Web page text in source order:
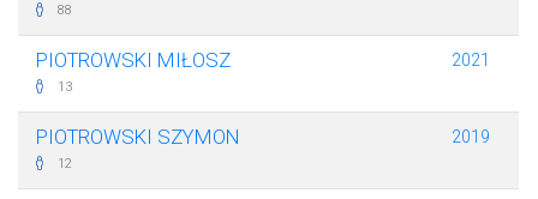
88
PIOTROWSKI MIŁOSZ
13
2021
PIOTROWSKI SZYMON
12
2019